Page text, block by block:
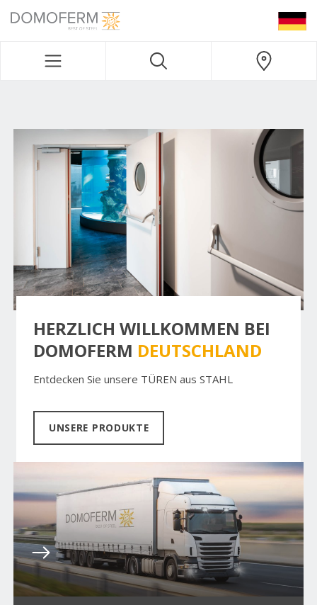
DOMOFERM NAVIGATION
HERZLICH WILLKOMMEN BEI
DOMOFERM DEUTSCHLAND
Entdecken Sie unsere TÜREN aus STAHL
UNSERE PRODUKTE